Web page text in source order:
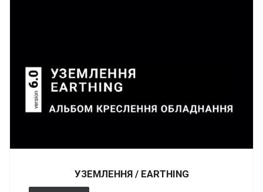
УЗЕМЛЕННЯ / EARTHING